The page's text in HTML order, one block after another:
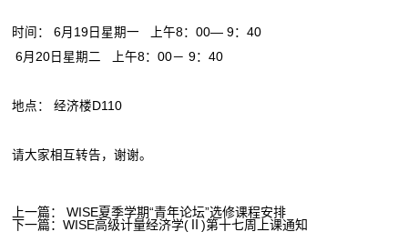
时间： 6月19日星期一 上午8：00— 9：40
6月20日星期二 上午8：00－ 9：40
地点： 经济楼D110
请大家相互转告，谢谢。
上一篇： WISE夏季学期“青年论坛”选修课程安排
下一篇： WISE高级计量经济学(Ⅱ)第十七周上课通知